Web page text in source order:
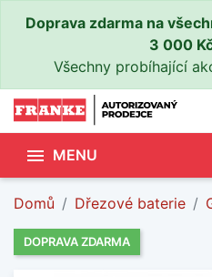
Doprava zdarma na
3 000
Všechny probíhající
 MENU
Domů Dřezové baterie
DOPRAVA ZDARMA